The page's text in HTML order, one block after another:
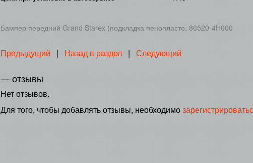
Бампер передний Grand Starex (подкладка пенопласто, 86520-4H000
Предыдущий | Назад в раздел| Следующий
— отзывы
Нет отзывов.
Для того, чтобы добавлять отзывы, необходимо